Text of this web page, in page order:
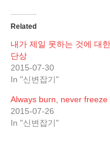
Related
내가 제일 못하는 것에 대한
단상
2015-07-30
In "신변잡기"
Always burn, never freeze
2015-07-26
In "신변잡기"